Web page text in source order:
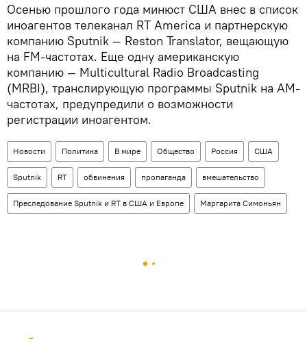
Осенью прошлого года минюст США внес в список
иноагентов телеканал RT America и партнерскую
компанию Sputnik — Reston Translator, вещающую
на FM-частотах. Еще одну американскую
компанию — Multicultural Radio Broadcasting
(MRBI), транслирующую программы Sputnik на АМ-
частотах, предупредили о возможности
регистрации иноагентом.
Новости Политика В мире Общество Россия США
Sputnik RT обвинения пропаганда вмешательство
Преследование Sputnik и RT в США и Европе Маргарита Симоньян